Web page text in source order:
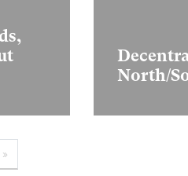
North/
»